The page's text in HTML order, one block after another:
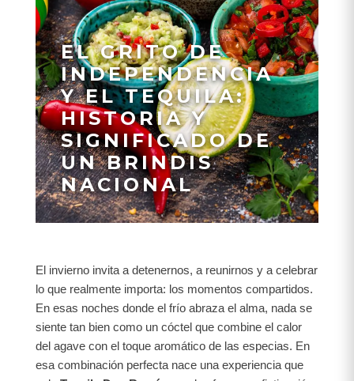
EL GRITO DE
INDEPENDENCIA
Y EL TEQUILA:
HISTORIA Y
SIGNIFICADO DE
UN BRINDIS
NACIONAL
El invierno invita a detenernos, a reunirnos y a celebrar
lo que realmente importa: los momentos compartidos.
En esas noches donde el frío abraza el alma, nada se
siente tan bien como un cóctel que combine el calor
del agave con el toque aromático de las especias. En
esa combinación perfecta nace una experiencia que